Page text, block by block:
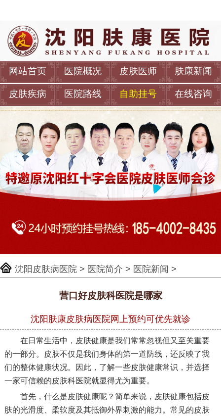
网站首页 医院概况 皮肤医师 肤康新闻
皮肤疾病 医院路线 自助挂号 在线咨询
沈阳皮肤病医院 > 医院简介 > 医院新闻 >
营口好皮肤科医院是哪家
沈阳肤康皮肤病医院网上预约可优先就诊
在日常生活中，皮肤健康是我们常常忽视但又至关重要
的一部分。皮肤不仅是我们身体的第一道防线，还反映了我
们的整体健康状况。因此，了解一些皮肤健康常识，并选择
一家可信赖的皮肤科医院就显得尤为重要。
首先，什么是皮肤健康呢？简单来说，皮肤健康包括皮
肤的光滑度、柔软度及其抵御外界刺激的能力。常见的皮肤